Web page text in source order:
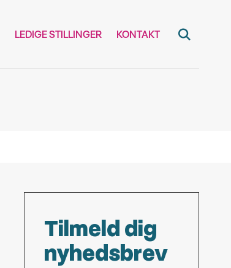
LEDIGE STILLINGER KONTAKT
Tilmeld dig
nyhedsbrev